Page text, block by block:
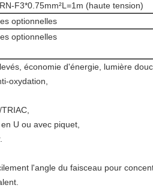
F3*0.75mm²L=1m (haute tension)
optionnelles
optionnelles
économie d'énergie, lumière
oxydation,
U ou avec piquet,
l'angle du faisceau pour